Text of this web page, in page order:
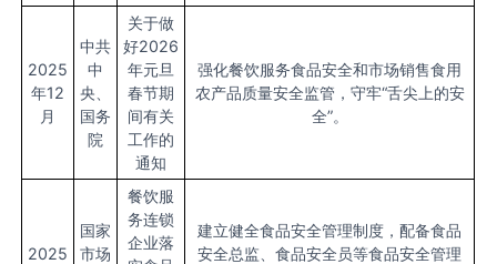
2025
年12
月
中共
中
央、
国务
院
关于做
好2026
年元旦
春节期
间有关
工作的
通知
强化餐饮服务食品安全和市场销售食用
农产品质量安全监管，守牢“舌尖上的安
全”。
2025
国家
市场
餐饮服
务连锁
企业落
建立健全食品安全管理制度，配备食品
安全总监、食品安全员等食品安全管理